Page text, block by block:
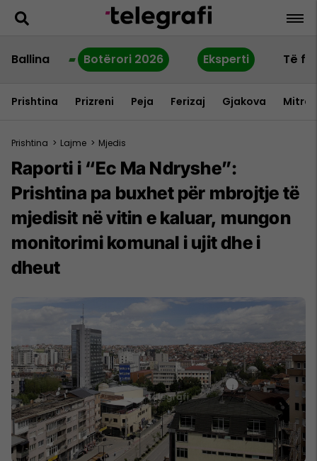
Ballina Botërori 2026 Eksperti Të
Prishtina Prizreni Peja Ferizaj Gjakova
Prishtina > Lajme > Mjedis
Raporti i “Ec Ma Ndryshe”:
Prishtina pa buxhet për mbrojtje të
mjedisit në vitin e kaluar, mungon
monitorimi komunal i ujit dhe i
dheut